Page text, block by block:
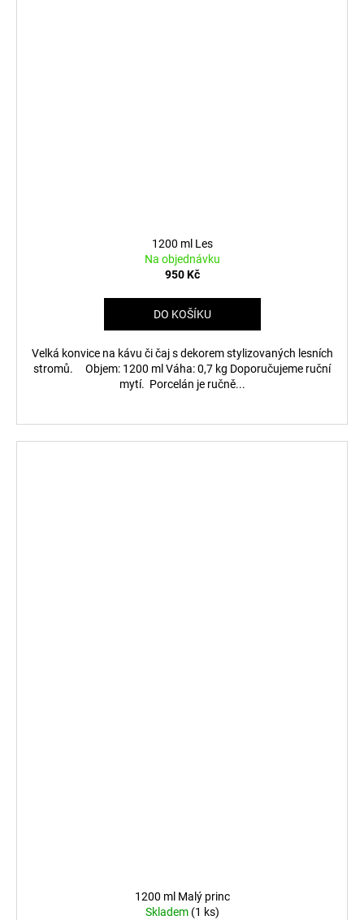
1200 ml Les
Na objednávku
950 Kč
DO KOŠÍKU
Velká konvice na kávu či čaj s dekorem stylizovaných lesních
stromů. Objem: 1200 ml Váha: 0,7 kg Doporučujeme ruční
mytí. Porcelán je ručně...
1200 ml Malý princ
Skladem (1 ks)